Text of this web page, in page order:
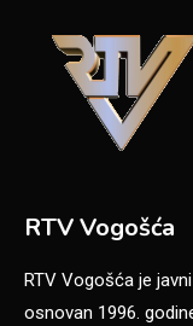
RTV Vogošća
RTV Vogošća je
osnovan 1996.